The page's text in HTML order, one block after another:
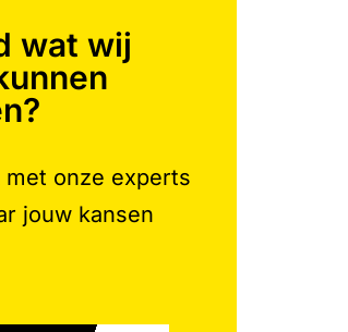
wat wij
met onze experts
jouw kansen